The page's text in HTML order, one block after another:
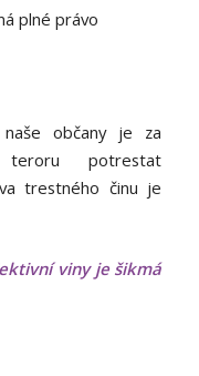
plné právo
občany je za
potrestat
trestného činu je
viny je šikmá